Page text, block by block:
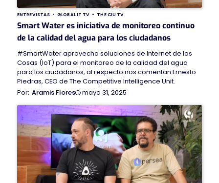
ENTREVISTAS GLOBAL IT TV THE CIU TV
Smart Water es iniciativa de monitoreo continuo
de la calidad del agua para los ciudadanos
#SmartWater aprovecha soluciones de Internet de las
Cosas (IoT) para el monitoreo de la calidad del agua
para los ciudadanos, al respecto nos comentan Ernesto
Piedras, CEO de The Competitive Intelligence Unit.
Aramis Flores
mayo 31, 2025